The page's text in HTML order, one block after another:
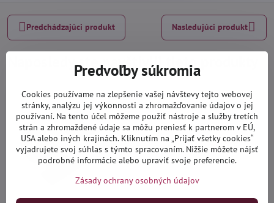
Predchádzajúci produkt Nasledujúci produkt
Naposledy ste navštívili tieto produkty
Predvoľby súkromia
Cookies používame na zlepšenie vašej návštevy tejto webovej
stránky, analýzu jej výkonnosti a zhromažďovanie údajov o jej
používaní. Na tento účel môžeme použiť nástroje a služby tretích
strán a zhromaždené údaje sa môžu preniesť k partnerom v EÚ,
USA alebo iných krajinách. Kliknutím na „Prijať všetky cookies“
vyjadrujete svoj súhlas s týmto spracovaním. Nižšie môžete nájsť
podrobné informácie alebo upraviť svoje preferencie.
Zásady ochrany osobných údajov